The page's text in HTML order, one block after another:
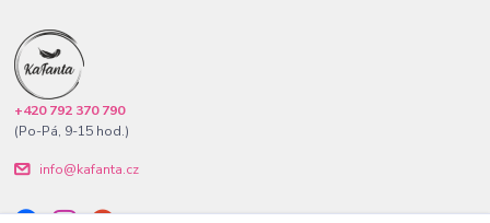
+420 792 370 790
(Po-Pá, 9-15 hod.)
info@kafanta.cz